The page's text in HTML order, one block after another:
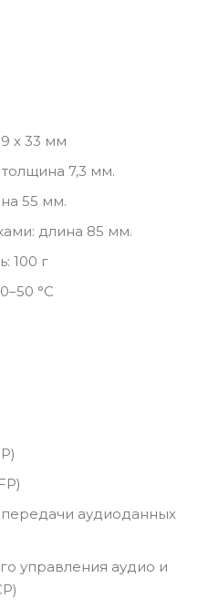
x 33 мм
7,3 мм.
55 мм.
длина 85 мм.
100 г
°C
аудиоданных
управления аудио и